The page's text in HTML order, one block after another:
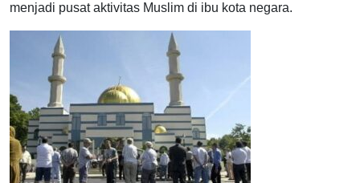
menjadi pusat aktivitas Muslim di ibu kota negara.